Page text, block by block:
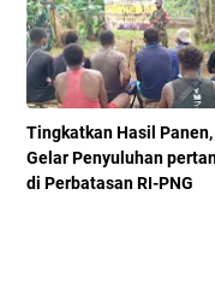
Tingkatkan Hasil Panen,
Gelar Penyuluhan
di Perbatasan RI-PNG